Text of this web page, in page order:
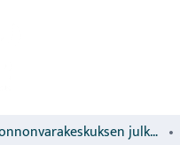
Luonnonvarakeskuksen julkaisut